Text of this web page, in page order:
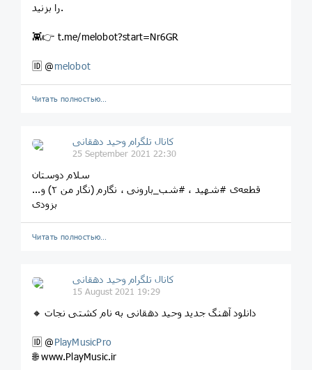
را بزنید.
👾👉 t.me/melobot?start=Nr6GR
🆔 @melobot
Читать полностью…
کانال تلگرام وحید دهقانی
25 September 2021 22:30
سلام دوستان
قطعه‌ی #شهید ، #شب_بارونی ، نگارم (نگار من ۲) و...
بزودی
Читать полностью…
کانال تلگرام وحید دهقانی
15 August 2021 19:29
🔸 دانلود آهنگ جدید وحید دهقانی به نام کشتی نجات
🆔 @PlayMusicPro
🌐 www.PlayMusic.ir